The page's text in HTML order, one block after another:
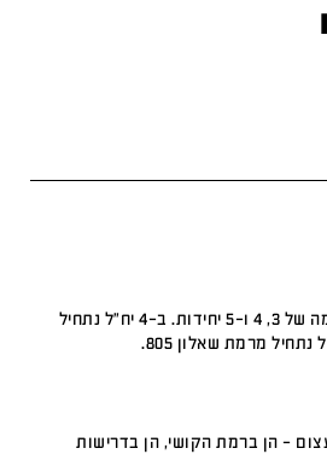
אנקורי מציעה קורסים ברמה של 3, 4 ו-5 יחידות. ב-4 יח"ל נתחיל
יח"ל הוא עצום – הן ברמת הקושי, הן בדרישות